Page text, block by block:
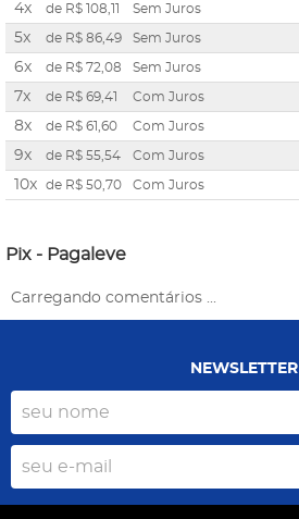
4x de R$ 108,11 Sem Juros
5x de R$ 86,49 Sem Juros
6x de R$ 72,08 Sem Juros
7x de R$ 69,41 Com Juros
8x de R$ 61,60 Com Juros
9x de R$ 55,54 Com Juros
10x de R$ 50,70 Com Juros
Pix - Pagaleve
Carregando comentários ...
NEWSLETTER